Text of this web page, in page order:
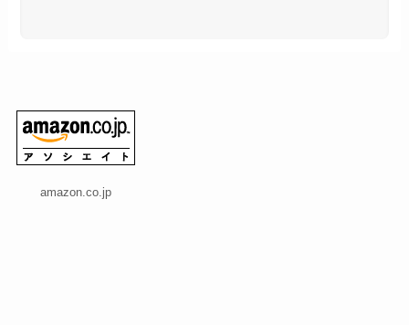
amazon.co.jp